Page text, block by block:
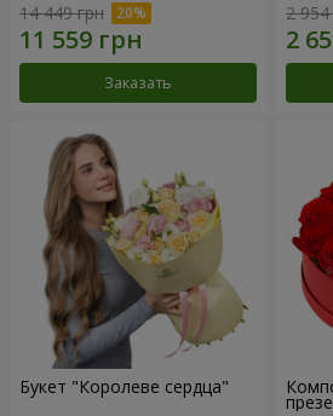
14 449 грн
Заказать
2 954
Букет "Королеве сердца"